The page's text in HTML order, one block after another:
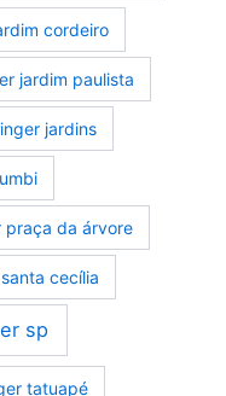
cordeiro
jardim paulista
jardins
praça da árvore
cecília
sp
tatuapé